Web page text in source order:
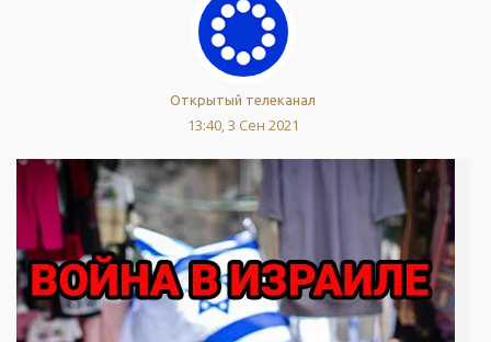
Открытый телеканал
13:40, 3 Сен 2021